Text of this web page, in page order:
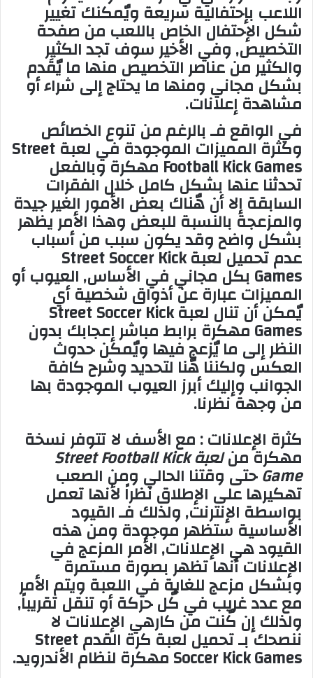
اللاعب بإحتفالية سريعة ويٌمكنك تغيير
شكل الإحتفال الخاص باللعب من صفحة
التخصيص, وفي الأخير سوف تجد الكثير
والكثير من عناصر التخصيص منها ما يٌقَدم
بشكل مجاني ومنها ما يحتاج إلى شراء أو
مشاهدة إعلانات.
في الواقع فـ بالرغم من تنوع الخصائص
وكثرة المميزات الموجودة في لعبة Street
Football Kick Games مهكرة وبالفعل
تحدثنا عنها بشكل كامل خلال الفقرات
السابقة إلا أن هٌناك بعض الأمور الغير جيدة
والمزعجة بالنسبة للبعض وهذا الأمر يظهر
بشكل واضح وقد يكون سبب من أسباب
عدم تحميل لعبة Street Soccer Kick
Games بكل مجاني في الأساس, العيوب أو
المميزات عبارة عن أذواق شخصية أي
يٌمكن أن تنال لعبة Street Soccer Kick
Games مهكرة برابط مباشر إعجابك بدون
النظر إلى ما يٌزعج فيها ويٌمكن حدوث
العكس ولكننا هٌنا لتحديد وشرح كافة
الجوانب وإليك أبرز العيوب الموجودة بها
من وجهة نظرنا.
كثرة الإعلانات : مع الأسف لا تتوفر نسخة
مهكرة من لعبة Street Football Kick
Gameحتى وقتنا الحالي ومن الصعب
تهكيرها على الإطلاق نظراً لأنها تعمل
بواسطة الإنترنت, ولذلك فـ القيود
الأساسية ستظهر موجودة ومن هذه
القيود هي الإعلانات, الأمر المزعج في
الإعلانات أنها تظهر بصورة مستمرة
وبشكل مزعج للغاية في اللعبة ويتم الأمر
مع عدد غريب في كٌل حركة أو تنقل تقريباً,
ولذلك إن كٌنت من كارهي الإعلانات لا
ننصحك بـ تحميل لعبة كرة القدم Street
Soccer Kick Games مهكرة لنظام الأندرويد.